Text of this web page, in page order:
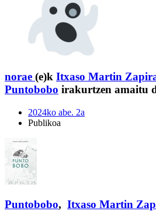
norae (e)k Itxaso Martin
Puntobobo irakurtzen amaitu
2024ko abe. 2a
Publikoa
Puntobobo, Itxaso Martin